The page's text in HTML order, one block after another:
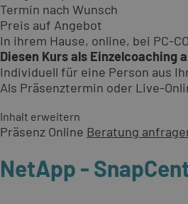
Termin nach Wunsch
Preis auf Angebot
In ihrem Hause, online, bei PC-
Diesen Kurs als Einzelcoaching
Individuell für eine Person aus
Als Präsenztermin oder Live-
Inhalt erweitern
Präsenz Online Beratung
NetApp -